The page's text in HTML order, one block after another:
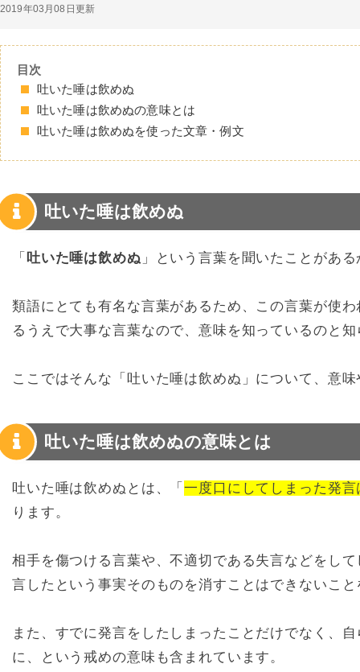
2019年03月08日更新
目次
吐いた唾は飲めぬ
吐いた唾は飲めぬの意味とは
吐いた唾は飲めぬを使った文章・例文
吐いた唾は飲めぬ
「 吐いた唾は飲めぬ 」という言葉を聞いたことがあ
類語にとても有名な言葉があるため、この言葉が使
るうえで大事な言葉なので、意味を知っているのと
ここではそんな「吐いた唾は飲めぬ」について、意
吐いた唾は飲めぬの意味とは
吐いた唾は飲めぬとは、「一度口にしてしまった発
ります。
相手を傷つける言葉や、不適切である失言などをし
言したという事実そのものを消すことはできないこ
また、すでに発言をしたしまったことだけでなく、
に、という戒めの意味も含まれています。